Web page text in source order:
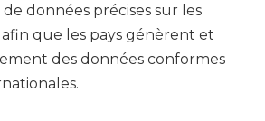
données précises sur les
afin que les pays génèrent et
des données conformes